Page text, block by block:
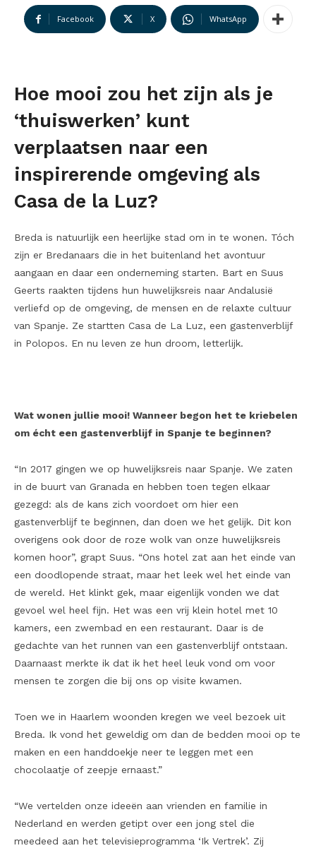
Facebook X WhatsApp
Hoe mooi zou het zijn als je
‘thuiswerken’ kunt
verplaatsen naar een
inspirerende omgeving als
Casa de la Luz?
Breda is natuurlijk een heerlijke stad om in te wonen. Tóch
zijn er Bredanaars die in het buitenland het avontuur
aangaan en daar een onderneming starten. Bart en Suus
Geerts raakten tijdens hun huwelijksreis naar Andalusië
verliefd op de omgeving, de mensen en de relaxte cultuur
van Spanje. Ze startten Casa de La Luz, een gastenverblijf
in Polopos. En nu leven ze hun droom, letterlijk.
Wat wonen jullie mooi! Wanneer begon het te kriebelen
om écht een gastenverblijf in Spanje te beginnen?
“In 2017 gingen we op huwelijksreis naar Spanje. We zaten
in de buurt van Granada en hebben toen tegen elkaar
gezegd: als de kans zich voordoet om hier een
gastenverblijf te beginnen, dan doen we het gelijk. Dit kon
overigens ook door de roze wolk van onze huwelijksreis
komen hoor”, grapt Suus. “Ons hotel zat aan het einde van
een doodlopende straat, maar het leek wel het einde van
de wereld. Het klinkt gek, maar eigenlijk vonden we dat
gevoel wel heel fijn. Het was een vrij klein hotel met 10
kamers, een zwembad en een restaurant. Daar is de
gedachte van het runnen van een gastenverblijf ontstaan.
Daarnaast merkte ik dat ik het heel leuk vond om voor
mensen te zorgen die bij ons op visite kwamen.
Toen we in Haarlem woonden kregen we veel bezoek uit
Breda. Ik vond het geweldig om dan de bedden mooi op te
maken en een handdoekje neer te leggen met een
chocolaatje of zeepje ernaast.”
“We vertelden onze ideeën aan vrienden en familie in
Nederland en werden getipt over een jong stel die
meedeed aan het televisieprogramma ‘Ik Vertrek’. Zij